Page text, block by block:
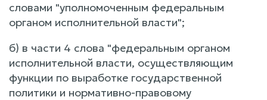
словами "уполномоченным федеральным
органом исполнительной власти";
б) в части 4 слова "федеральным органом
исполнительной власти, осуществляющим
функции по выработке государственной
политики и нормативно-правовому